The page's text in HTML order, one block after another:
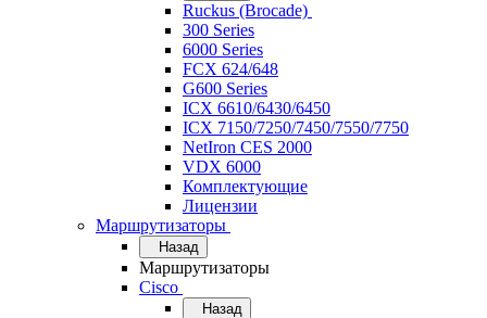
Ruckus (Brocade)
300 Series
6000 Series
FCX 624/648
G600 Series
ICX 6610/6430/6450
ICX 7150/7250/7450/7550/7750
NetIron CES 2000
VDX 6000
Комплектующие
Лицензии
Маршрутизаторы
Назад
Маршрутизаторы
Cisco
Назад